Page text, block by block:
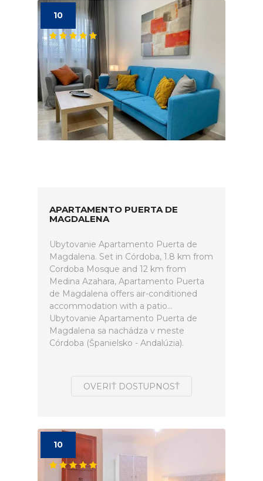
10
APARTAMENTO PUERTA DE
MAGDALENA
Ubytovanie Apartamento Puerta de
Magdalena. Set in Córdoba, 1.8 km from
Cordoba Mosque and 12 km from
Medina Azahara, Apartamento Puerta
de Magdalena offers air-conditioned
accommodation with a patio...
Ubytovanie Apartamento Puerta de
Magdalena sa nachádza v meste
Córdoba (Španielsko - Andalúzia).
OVERIŤ DOSTUPNOSŤ
10